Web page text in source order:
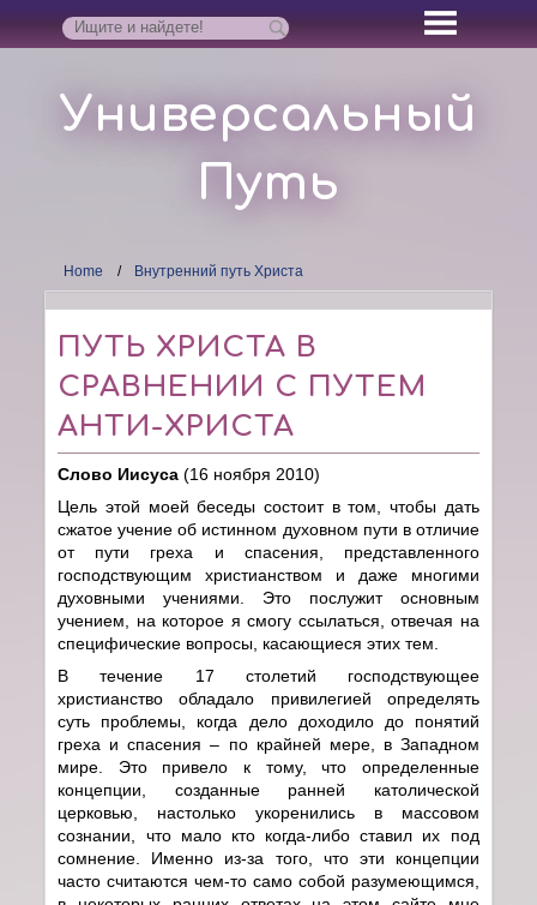
Универсальный
Путь
Home Внутренний путь Христа
ПУТЬ ХРИСТА В
СРАВНЕНИИ С ПУТЕМ
АНТИ-ХРИСТА
Слово Иисуса (16 ноября 2010)
Цель этой моей беседы состоит в том, чтобы дать
сжатое учение об истинном духовном пути в отличие
от пути греха и спасения, представленного
господствующим христианством и даже многими
духовными учениями. Это послужит основным
учением, на которое я смогу ссылаться, отвечая на
специфические вопросы, касающиеся этих тем.
В течение 17 столетий господствующее
христианство обладало привилегией определять
суть проблемы, когда дело доходило до понятий
греха и спасения – по крайней мере, в Западном
мире. Это привело к тому, что определенные
концепции, созданные ранней католической
церковью, настолько укоренились в массовом
сознании, что мало кто когда-либо ставил их под
сомнение. Именно из-за того, что эти концепции
часто считаются чем-то само собой разумеющимся,